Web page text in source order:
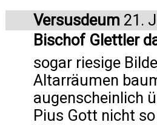
Versusdeum 21.
Bischof Glettler
sogar riesige
Altarräumen
augenscheinlich
Pius Gott nicht